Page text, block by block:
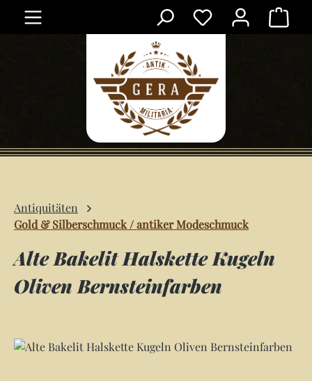
Zum Hauptinhalt springen
Antiquitäten
Gold & Silberschmuck / antiker Modeschmuck
Alte Bakelit Halskette Kugeln
Oliven Bernsteinfarben
Bildergalerie überspringen